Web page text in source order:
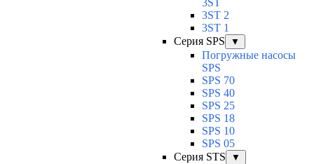
3ST
3ST 2
3ST 1
Серия SPS
▼
Погружные насосы
SPS
SPS 70
SPS 40
SPS 25
SPS 18
SPS 10
SPS 05
Серия STS
▼